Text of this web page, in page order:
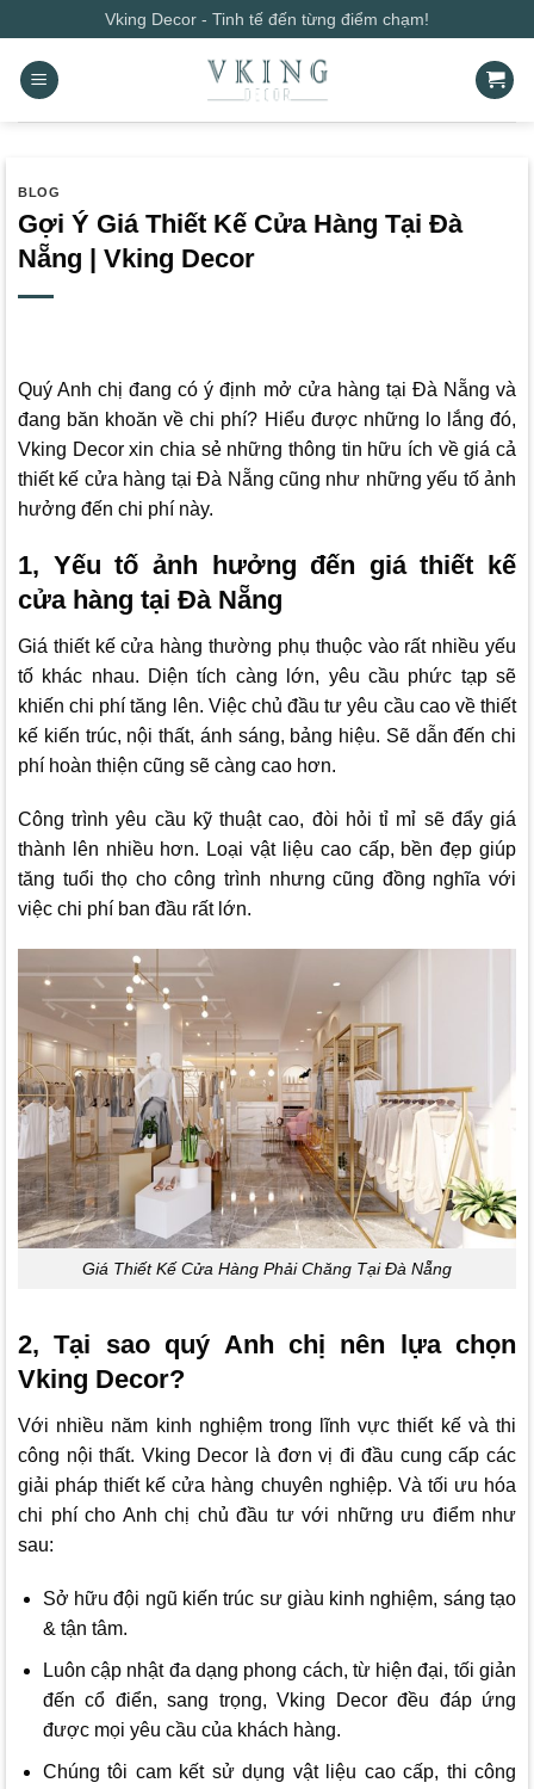
qua
nội
dung
Vking Decor - Tinh tế đến từng điểm chạm!
BLOG
Gợi Ý Giá Thiết Kế Cửa Hàng Tại Đà
Nẵng | Vking Decor
Quý Anh chị đang có ý định mở cửa hàng tại Đà Nẵng và
đang băn khoăn về chi phí? Hiểu được những lo lắng đó,
Vking Decorxin chia sẻ những thông tin hữu ích về giá cả
thiết kế cửa hàng tại Đà Nẵng cũng như những yếu tố ảnh
hưởng đến chi phí này.
1, Yếu tố ảnh hưởng đến giá thiết kế
cửa hàng tại Đà Nẵng
Giá thiết kế cửa hàng thường phụ thuộc vào rất nhiều yếu
tố khác nhau. Diện tích càng lớn, yêu cầu phức tạp sẽ
khiến chi phí tăng lên. Việc chủ đầu tư yêu cầu cao về thiết
kế kiến trúc, nội thất, ánh sáng, bảng hiệu. Sẽ dẫn đến chi
phí hoàn thiện cũng sẽ càng cao hơn.
Công trình yêu cầu kỹ thuật cao, đòi hỏi tỉ mỉ sẽ đẩy giá
thành lên nhiều hơn. Loại vật liệu cao cấp, bền đẹp giúp
tăng tuổi thọ cho công trình nhưng cũng đồng nghĩa với
việc chi phí ban đầu rất lớn.
Giá Thiết Kế Cửa Hàng Phải Chăng Tại Đà Nẵng
2, Tại sao quý Anh chị nên lựa chọn
Vking Decor?
Với nhiều năm kinh nghiệm trong lĩnh vực thiết kế và thi
công nội thất. Vking Decor là đơn vị đi đầu cung cấp các
giải pháp thiết kế cửa hàng chuyên nghiệp. Và tối ưu hóa
chi phí cho Anh chị chủ đầu tư với những ưu điểm như
sau:
Sở hữu đội ngũ kiến trúc sư giàu kinh nghiệm, sáng tạo
& tận tâm.
Luôn cập nhật đa dạng phong cách, từ hiện đại, tối giản
đến cổ điển, sang trọng, Vking Decor đều đáp ứng
được mọi yêu cầu của khách hàng.
Chúng tôi cam kết sử dụng vật liệu cao cấp, thi công